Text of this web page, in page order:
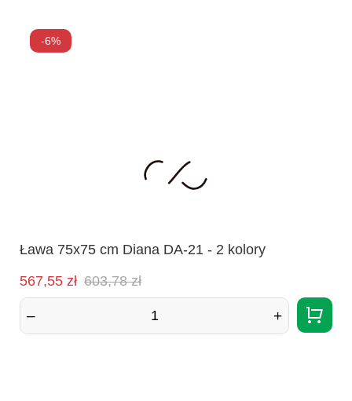
-6%
Ława 75x75 cm Diana DA-21 - 2 kolory
Cena
567,55 zł Normalna
cena
603,78 zł
– +